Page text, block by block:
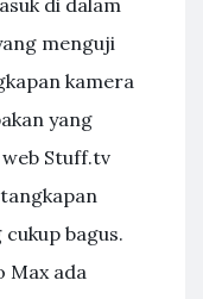
di dalam
menguji
kamera
yang
Stuff.tv
bagus.
Max ada